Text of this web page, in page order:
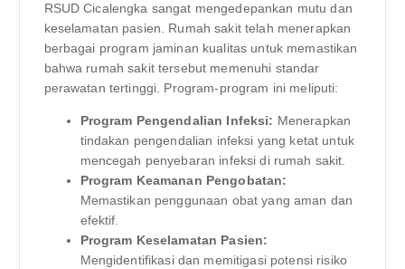
RSUD Cicalengka sangat mengedepankan mutu dan
keselamatan pasien. Rumah sakit telah menerapkan
berbagai program jaminan kualitas untuk memastikan
bahwa rumah sakit tersebut memenuhi standar
perawatan tertinggi. Program-program ini meliputi:
Program Pengendalian Infeksi: Menerapkan
tindakan pengendalian infeksi yang ketat untuk
mencegah penyebaran infeksi di rumah sakit.
Program Keamanan Pengobatan:
Memastikan penggunaan obat yang aman dan
efektif.
Program Keselamatan Pasien:
Mengidentifikasi dan memitigasi potensi risiko